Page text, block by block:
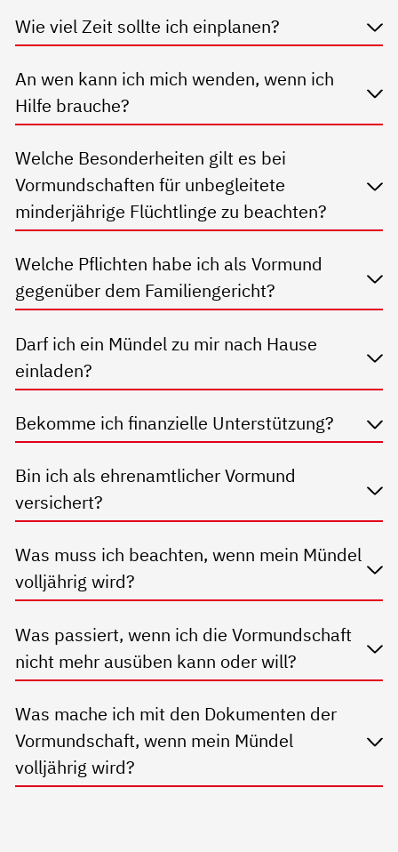
Wie viel Zeit sollte ich einplanen?
An wen kann ich mich wenden, wenn ich
Hilfe brauche?
Welche Besonderheiten gilt es bei
Vormundschaften für unbegleitete
minderjährige Flüchtlinge zu beachten?
Welche Pflichten habe ich als Vormund
gegenüber dem Familiengericht?
Darf ich ein Mündel zu mir nach Hause
einladen?
Bekomme ich finanzielle Unterstützung?
Bin ich als ehrenamtlicher Vormund
versichert?
Was muss ich beachten, wenn mein Mündel
volljährig wird?
Was passiert, wenn ich die Vormundschaft
nicht mehr ausüben kann oder will?
Was mache ich mit den Dokumenten der
Vormundschaft, wenn mein Mündel
volljährig wird?